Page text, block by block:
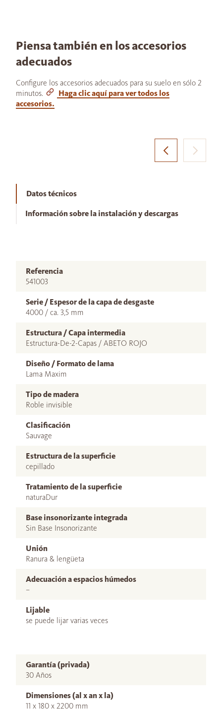
Piensa también en los accesorios
adecuados
Configure los accesorios adecuados para su suelo en sólo 2
minutos.
Haga clic aquí para ver todos los
accesorios.
Datos técnicos
Información sobre la instalación y descargas
Referencia
541003
Serie / Espesor de la capa de desgaste
4000 / ca. 3,5 mm
Estructura / Capa intermedia
Estructura-De-2-Capas / ABETO ROJO
Diseño / Formato de lama
Lama Maxim
Tipo de madera
Roble invisible
Clasificación
Sauvage
Estructura de la superficie
cepillado
Tratamiento de la superficie
naturaDur
Base insonorizante integrada
Sin Base Insonorizante
Unión
Ranura & lengüeta
Adecuación a espacios húmedos
–
Lijable
se puede lijar varias veces
Garantía (privada)
30 Años
Dimensiones (al x an x la)
11 x 180 x 2200 mm